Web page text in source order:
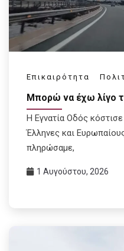
Επικαιρότητα
Μπορώ να έχω λίγο
Η Εγνατία Οδός
Έλληνες και
πληρώσαμε,
1 Αυγούστου, 2026